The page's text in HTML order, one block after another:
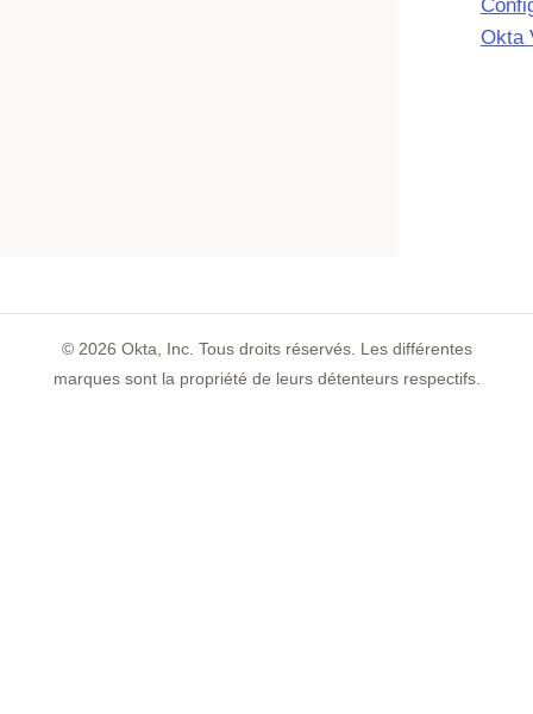
Okta
© 2026 Okta, Inc. Tous droits réservés. Les différentes
marques sont la propriété de leurs détenteurs respectifs.